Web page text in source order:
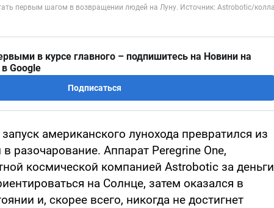
в курсе главного – подпишитесь на Новини на
Google
Подписаться
американского лунохода превратился из
разочарование. Аппарат Peregrine One,
космической компанией Astrobotic за деньги
на Солнце, затем оказался в
и, скорее всего, никогда не достигнет